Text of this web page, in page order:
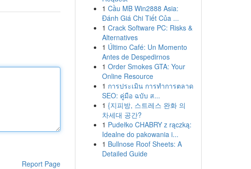
Report Page
1 Cầu MB Win2888 Asia:
Đánh Giá Chi Tiết Của ...
1 Crack Software PC: Risks &
Alternatives
1 Último Café: Un Momento
Antes de Despedirnos
1 Order Smokes GTA: Your
Online Resource
1 การประเมิน การทำการตลาด
SEO: คู่มือ ฉบับ ส...
1 {지피방, 스트레스 완화 의
차세대 공간?
1 Pudełko CHABRY z rączką:
Idealne do pakowania i...
1 Bullnose Roof Sheets: A
Detailed Guide